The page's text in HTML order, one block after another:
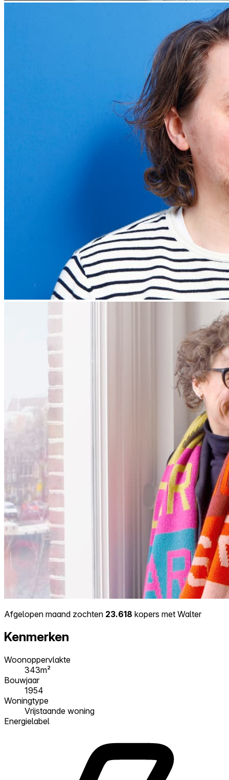
Afgelopen maand zochten 23.618 kopers met Walter
Kenmerken
Woonoppervlakte
343m²
Bouwjaar
1954
Woningtype
Vrijstaande woning
Energielabel